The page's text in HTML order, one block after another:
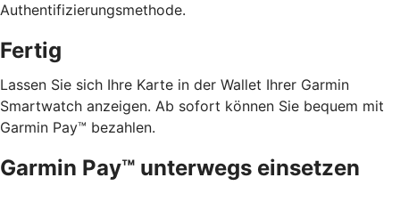
Authentifizierungsmethode.
Fertig
Lassen Sie sich Ihre Karte in der Wallet Ihrer Garmin
Smartwatch anzeigen. Ab sofort können Sie bequem mit
Garmin Pay™ bezahlen.
Garmin Pay™ unterwegs einsetzen